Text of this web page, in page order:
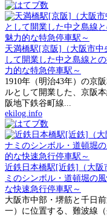
天満橋駅[京阪]（大阪市中
して開業した中之島線と
力的な特急停車駅～
1910年（明治43年）の京
ルとして開業した、京阪
阪地下鉄谷町線...
ekilog.info
近鉄日本橋駅[近鉄]（大阪
ミのシンボル・道頓堀の
な快速急行停車駅～
大阪市中部・堺筋と千日
一）に位置する、難波線